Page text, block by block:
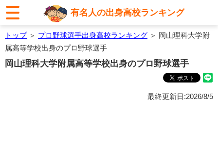
有名人の出身高校ランキング
トップ＞ プロ野球選手出身高校ランキング ＞ 岡山理科大学附
属高等学校出身のプロ野球選手
岡山理科大学附属高等学校出身のプロ野球選手
最終更新日:2026/8/5